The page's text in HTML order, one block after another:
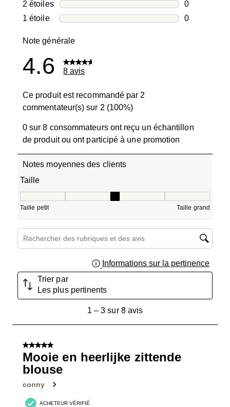
1 avis avec
2 étoilesétoiles
0
0 avis avec
1 étoileétoiles
0
Note générale
4.6 8 avis
Ce produit est recommandé par 2
commentateur(s) sur 2 (100%)
0 sur 8 consommateurs ont reçu un échantillon
de produit ou ont participé à une promotion
Notes moyennes des clients
Taille
Taille petit Taille grand
Zone de recherche de sujet et d'avis
Informations sur la pertinence
Trier par
Les plus pertinents
sur
avis.
1– 3 sur 8 avis
5 sur 5 étoiles.
Mooie en heerlijke zittende
blouse
conny
ACHETEUR VÉRIFIÉ